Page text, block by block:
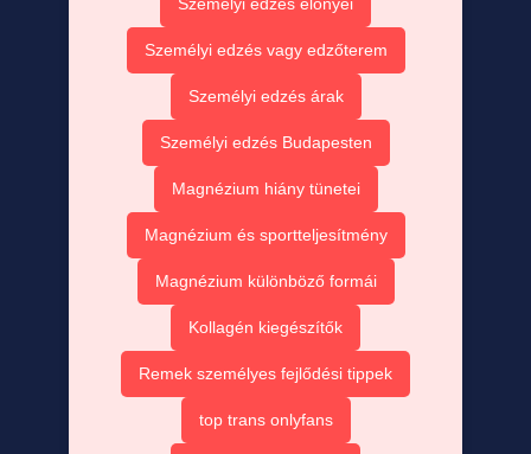
Személyi edzés vagy edzőterem
Személyi edzés árak
Személyi edzés Budapesten
Magnézium hiány tünetei
Magnézium és sportteljesítmény
Magnézium különböző formái
Kollagén kiegészítők
Remek személyes fejlődési tippek
top trans onlyfans